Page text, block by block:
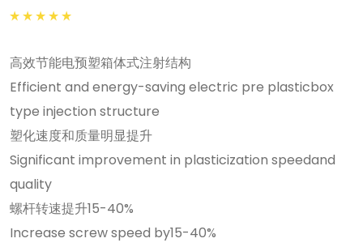
高效节能电预塑箱体式注射结构
Efficient and energy-saving electric pre plasticbox
type injection structure
塑化速度和质量明显提升
Significant improvement in plasticization speedand
quality
螺杆转速提升15-40%
Increase screw speed by15-40%